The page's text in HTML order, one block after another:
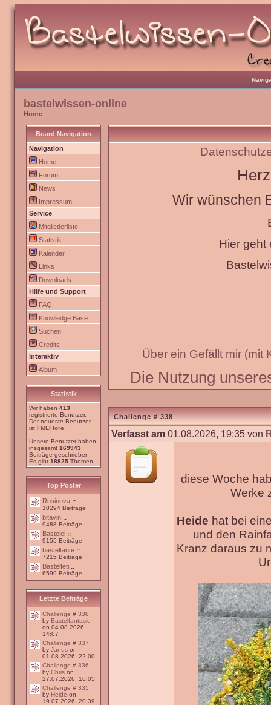
bastelwissen-online
Home
Board Navigation
Navigation
Home
Forum
News
Impressum
Service
Mitgliederliste
Statistik
Kalender
Links
Downloads
Hilfe und Support
FAQ
Knowledge Base
Suchen
Credits
Interaktiv
Album
Statistik
Wir haben 413
registrierte Benutzer.
Der neueste Benutzer
ist FMLFlore
Unsere Benutzer haben
insgesamt 169943
Beiträge geschrieben.
Es gibt 18825 Themen.
Top Poster
Rosinova ::
10294 Beiträge
bitavin ::
9488 Beiträge
Bastelei ::
9155 Beiträge
basteltante ::
7215 Beiträge
Bastelfeti ::
6599 Beiträge
Letzte Beiträge
Challenge # 338
by Bastelfantasie
on 04.08.2026,
14:07
Challenge # 337
by Janus on
01.08.2026, 22:00
Challenge # 336
by Chris on
27.07.2026, 16:05
Challenge # 335
by Heide on
19.07.2026, 20:39
Wir wünschen
Hier geht
Über ein Gefällt mir (mit
Die Nutzung
Challenge # 338
Verfasst am 01.08.2026, 19:35 von
diese Woche
Werke
Heide hat bei
und den
Kranz daraus zu